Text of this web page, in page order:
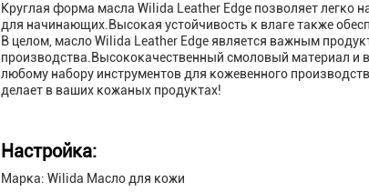
Круглая форма масла Wilida Leather Edge позволяет легко
для начинающих.Высокая устойчивость к влаге также
В целом, масло Wilida Leather Edge является важным
производства.Высококачественный смоловый материал и
любому набору инструментов для кожевенного
делает в ваших кожаных продуктах!
Настройка:
Марка: Wilida Масло для кожи